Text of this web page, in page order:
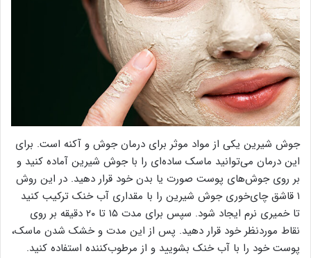
جوش شیرین یکی از مواد موثر برای درمان جوش و آکنه است. برای
این درمان می‌توانید ماسک ساده‌ای را با جوش شیرین آماده کنید و
بر روی جوش‌های پوست صورت یا بدن خود قرار دهید. در این روش
۱ قاشق چای‌خوری جوش شیرین را با مقداری آب خنک ترکیب کنید
تا خمیری نرم ایجاد شود. سپس برای مدت ۱۵ تا ۲۰ دقیقه بر روی
نقاط موردنظر خود قرار دهید. پس از این مدت و خشک شدن ماسک،
پوست خود را با آب خنک بشویید و از مرطوب‌کننده استفاده کنید.